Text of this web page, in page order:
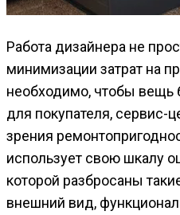
Работа дизайнера не
минимизации затрат на
необходимо, чтобы вещь
для покупателя, сервис-
зрения
использует свою шкалу
которой разбросаны
внешний вид,